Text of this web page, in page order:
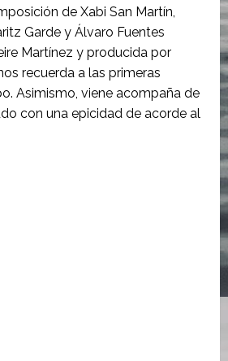
de Xabi San Martín,
Garde y Álvaro Fuentes
Martínez y producida por
recuerda a las primeras
Asimismo, viene acompaña de
con una epicidad de acorde al